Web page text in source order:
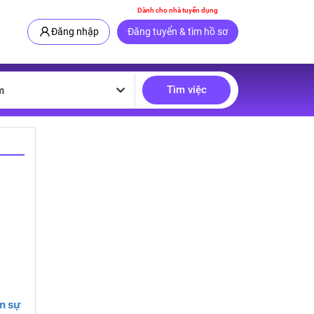
Dành cho nhà tuyển dụng
Đăng nhập Đăng tuyển & tìm hồ sơ
Tìm việc
sự